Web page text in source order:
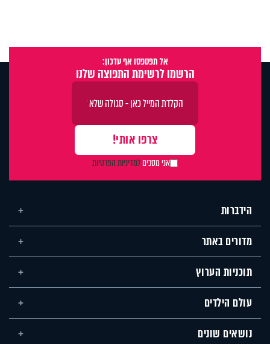
אל תפספסו אף עדכון:
הרשמו לרשימת התפוצה שלנו
אני מסכיםלמדיניות הפרטיות
הידברות
מדורים באתר
תוכניות הערוץ
עולם הילדים
נושאים שונים